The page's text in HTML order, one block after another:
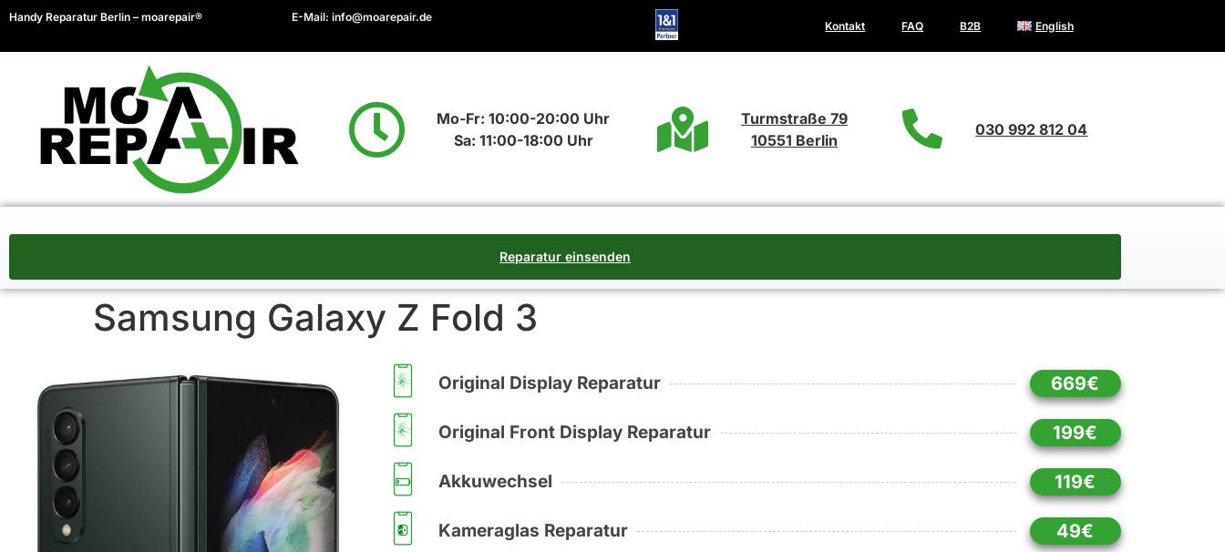
Handy Reparatur Berlin – moarepair® E-Mail: info@moarepair.de
Kontakt FAQ B2B English
Mo-Fr: 10:00-20:00 Uhr
Sa: 11:00-18:00 Uhr
Turmstraße 79
10551 Berlin
030 992 812 04
Reparatur einsenden
Samsung Galaxy Z Fold 3
Original Display Reparatur 669€
Original Front Display Reparatur 199€
Akkuwechsel 119€
Kameraglas Reparatur 49€